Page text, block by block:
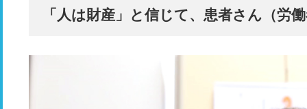
「人は財産」と信じて、患者さん（労